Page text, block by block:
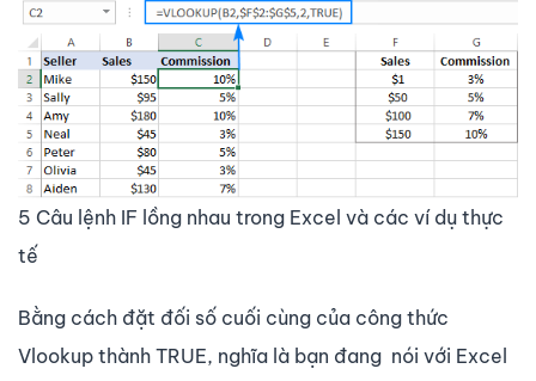
5 Câu lệnh IF lồng nhau trong Excel và các ví dụ thực
tế
Bằng cách đặt đối số cuối cùng của công thức
Vlookup thành TRUE, nghĩa là bạn đang nói với Excel